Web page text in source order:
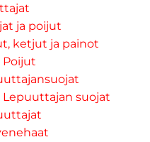
ja poijut
ketjut ja painot
Poijut
Lepuuttajan suojat